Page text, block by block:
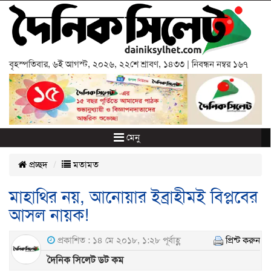
বৃহস্পতিবার, ৬ই আগস্ট, ২০২৬, ২২শে শ্রাবণ, ১৪৩৩ | নিবন্ধন নম্বর ১৬৭
মেনু
প্রচ্ছদ মতামত
মাহাথির নয়, আনোয়ার ইব্রাহীমই বিপ্লবের
আসল নায়ক!
প্রকাশিত : ১৪ মে ২০১৮, ১:২৮ পূর্বাহ্ণ প্রিন্ট করুন
দৈনিক সিলেট ডট কম